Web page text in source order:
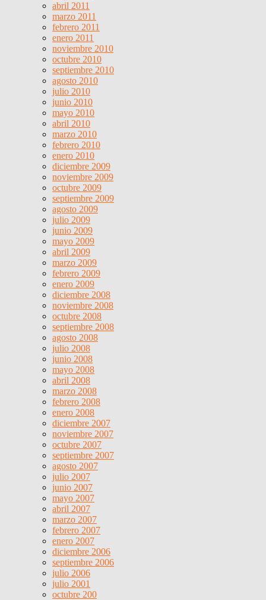
abril 2011
marzo 2011
febrero 2011
enero 2011
noviembre 2010
octubre 2010
septiembre 2010
agosto 2010
julio 2010
junio 2010
mayo 2010
abril 2010
marzo 2010
febrero 2010
enero 2010
diciembre 2009
noviembre 2009
octubre 2009
septiembre 2009
agosto 2009
julio 2009
junio 2009
mayo 2009
abril 2009
marzo 2009
febrero 2009
enero 2009
diciembre 2008
noviembre 2008
octubre 2008
septiembre 2008
agosto 2008
julio 2008
junio 2008
mayo 2008
abril 2008
marzo 2008
febrero 2008
enero 2008
diciembre 2007
noviembre 2007
octubre 2007
septiembre 2007
agosto 2007
julio 2007
junio 2007
mayo 2007
abril 2007
marzo 2007
febrero 2007
enero 2007
diciembre 2006
septiembre 2006
julio 2006
julio 2001
octubre 200